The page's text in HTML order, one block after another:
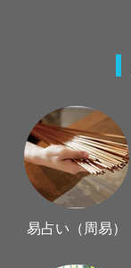
易占い（周易）